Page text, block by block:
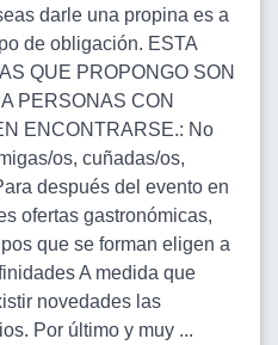
darle una propina es a
de obligación. ESTA
QUE PROPONGO SON
PERSONAS CON
ENCONTRARSE.: No
os, cuñadas/os,
después del evento en
ofertas gastronómicas,
que se forman eligen a
A medida que
novedades las
Por último y muy ...